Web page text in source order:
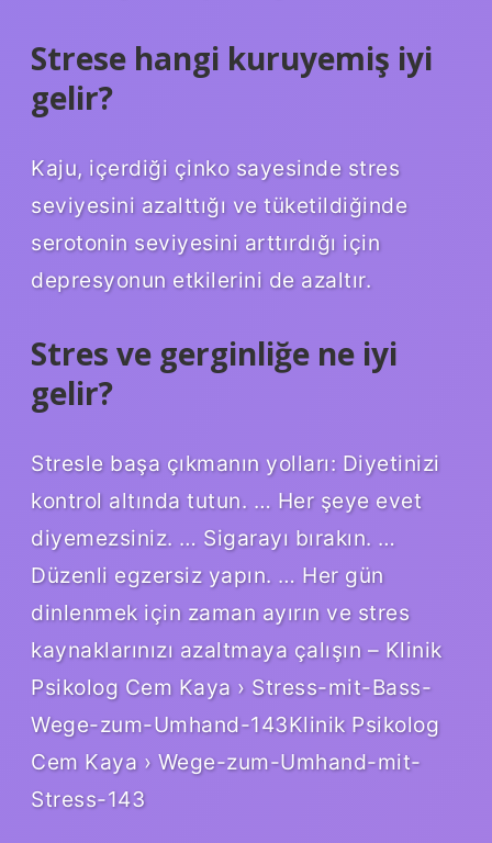
Strese hangi kuruyemiş iyi
gelir?
Kaju, içerdiği çinko sayesinde stres
seviyesini azalttığı ve tüketildiğinde
serotonin seviyesini arttırdığı için
depresyonun etkilerini de azaltır.
Stres ve gerginliğe ne iyi
gelir?
Stresle başa çıkmanın yolları: Diyetinizi
kontrol altında tutun. … Her şeye evet
diyemezsiniz. … Sigarayı bırakın. …
Düzenli egzersiz yapın. … Her gün
dinlenmek için zaman ayırın ve stres
kaynaklarınızı azaltmaya çalışın – Klinik
Psikolog Cem Kaya › Stress-mit-Bass-
Wege-zum-Umhand-143Klinik Psikolog
Cem Kaya › Wege-zum-Umhand-mit-
Stress-143